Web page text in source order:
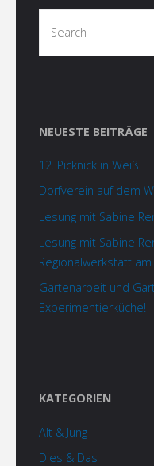
NEUESTE BEITRÄGE
12. Picknick in Weiß
Dorfverein auf dem
Lesung mit Sabine
Lesung mit Sabine
Regionalwerkstatt
Gartenarbeit und
Experimentierküche!
KATEGORIEN
Alt & Jung
Dies & Das